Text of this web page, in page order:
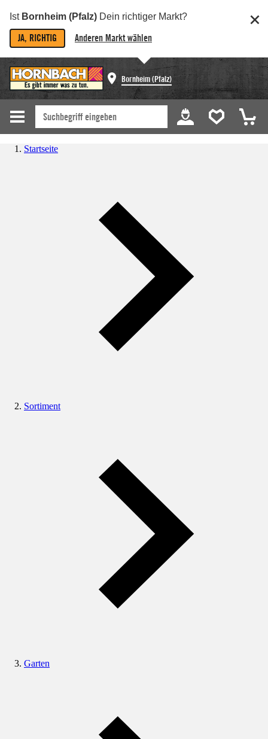
Ist Bornheim (Pfalz) Dein richtiger Markt?
JA, RICHTIG Anderen Markt wählen
Bornheim (Pfalz)
Startseite
Sortiment
Garten